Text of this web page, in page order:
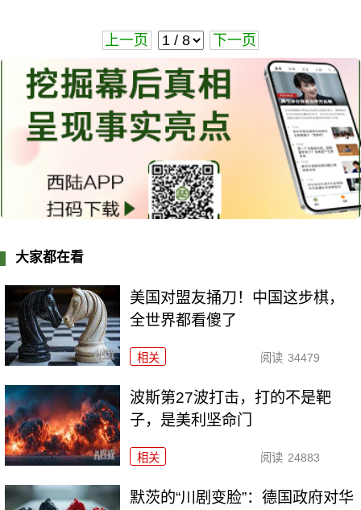
上一页 下一页
大家都在看
美国对盟友捅刀！中国这步棋，
全世界都看傻了
相关 阅读 34479
波斯第27波打击，打的不是靶
子，是美利坚命门
相关 阅读 24883
默茨的“川剧变脸”：德国政府对华